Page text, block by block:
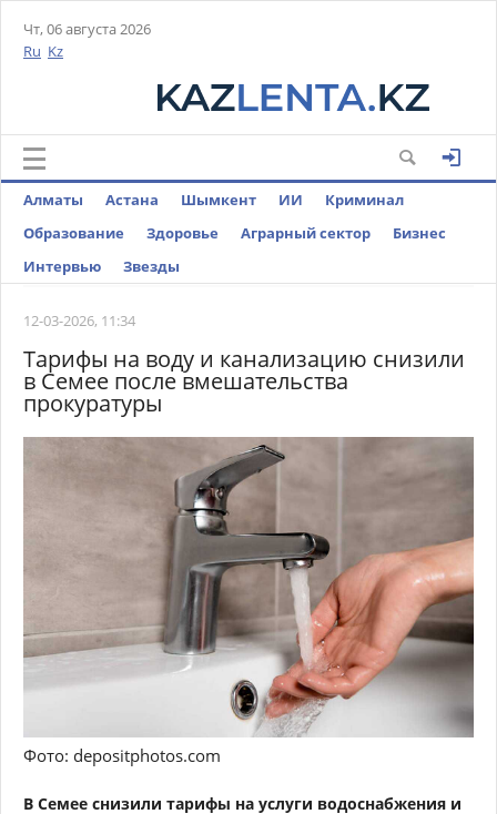
Чт, 06 августа 2026
Ru Kz
Алматы Астана Шымкент ИИ
Криминал
Образование
Здоровье Аграрный сектор
Бизнес
Интервью
Звезды
12-03-2026, 11:34
Тарифы на воду и канализацию снизили
в Семее после вмешательства
прокуратуры
Фото: depositphotos.com
В Семее снизили тарифы на услуги водоснабжения и